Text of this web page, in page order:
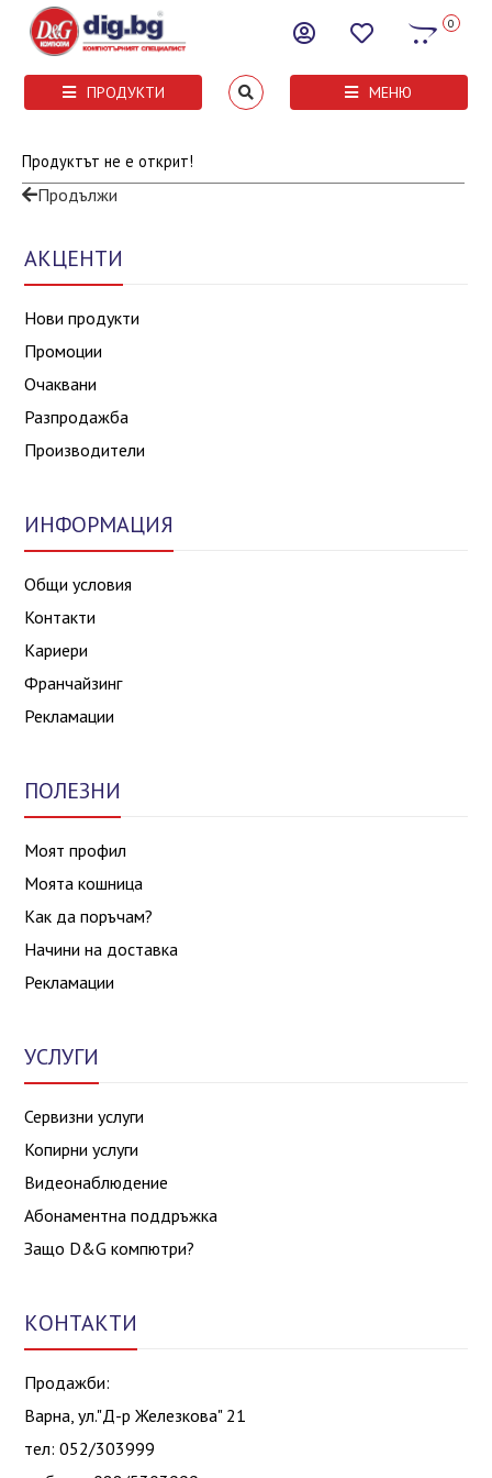
0
ПРОДУКТИ МЕНЮ
Продуктът не е открит!
Продължи
АКЦЕНТИ
Нови продукти
Промоции
Очаквани
Разпродажба
Производители
ИНФОРМАЦИЯ
Общи условия
Контакти
Кариери
Франчайзинг
Рекламации
ПОЛЕЗНИ
Моят профил
Моята кошница
Как да поръчам?
Начини на доставка
Рекламации
УСЛУГИ
Сервизни услуги
Копирни услуги
Видеонаблюдение
Абонаментна поддръжка
Защо D&G компютри?
КОНТАКТИ
Продажби:
Варна, ул."Д-р Железкова" 21
тел: 052/303999